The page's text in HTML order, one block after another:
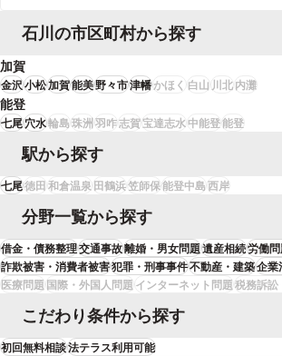
付を命じられたが、離婚は成立した。
石川の市区町村から探す
加賀
金沢小松加賀能美野々市津幡かほく 白山 川北内灘
能登
七尾穴水輪島珠洲羽咋志賀宝達志水中能登能登
駅から探す
七尾徳田和倉温泉田鶴浜笠師保能登中島西岸
分野一覧から探す
借金・債務整理交通事故離婚・男女問題遺産相続労働
詐欺被害・消費者被害犯罪・刑事事件不動産・建築企業
医療問題 国際・外国人問題 インターネット問題税務訴訟
こだわり条件から探す
初回無料相談法テラス利用可能